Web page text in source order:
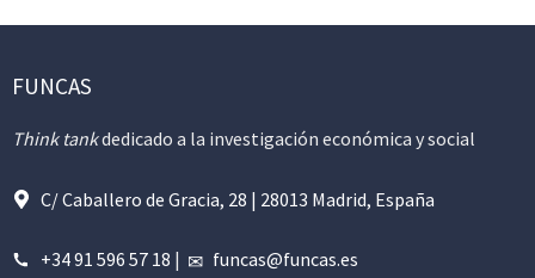
FUNCAS
Think tankdedicado a la investigación económica y social
C/ Caballero de Gracia, 28 | 28013 Madrid, España
+34 91 596 57 18 | funcas@funcas.es